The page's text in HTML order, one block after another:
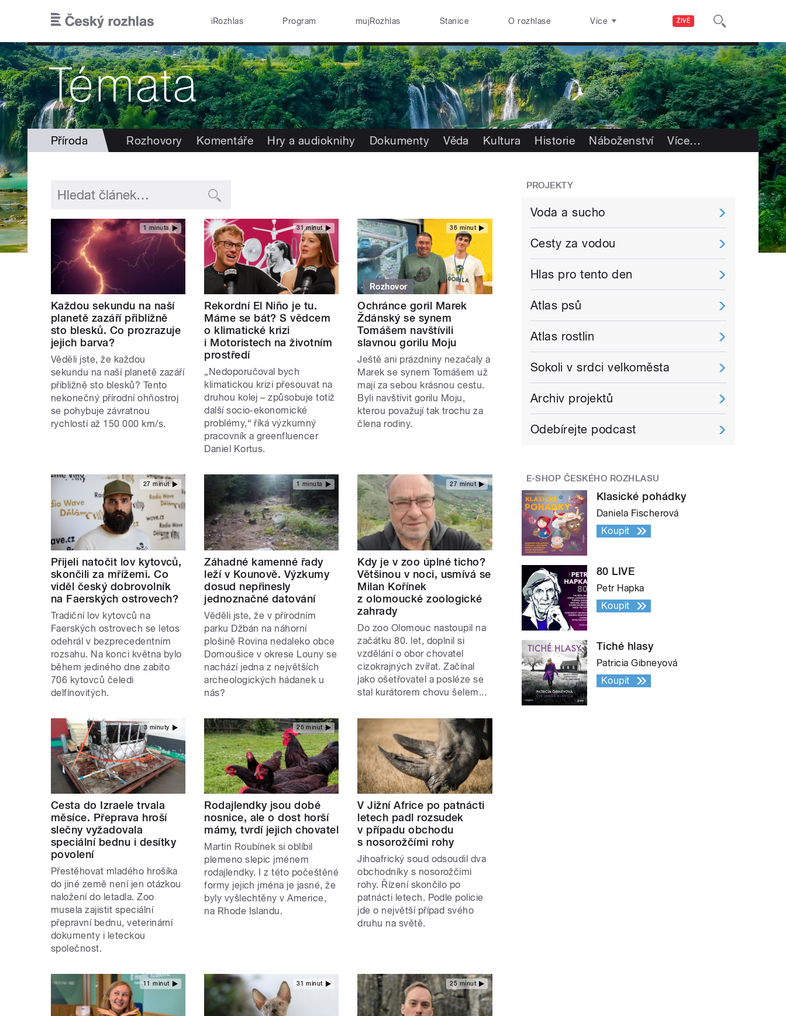
ŽIVĚ
iRozhlas Program mujRozhlas Stanice O rozhlase Více
Příroda Rozhovory Komentáře Hry a audioknihy Dokumenty Věda Kultura Historie Náboženství Více…
1 minuta
Každou sekundu na naší
planetě zazáří přibližně
sto blesků. Co prozrazuje
jejich barva?
Věděli jste, že každou
sekundu na naší planetě zazáří
přibližně sto blesků? Tento
nekonečný přírodní ohňostroj
se pohybuje závratnou
rychlostí až 150 000 km/s.
31 minut
Rekordní El Niño je tu.
Máme se bát? S vědcem
o klimatické krizi
i Motoristech na životním
prostředí
„Nedoporučoval bych
klimatickou krizi přesouvat na
druhou kolej – způsobuje totiž
další socio-ekonomické
problémy,“ říká výzkumný
pracovník a greenfluencer
Daniel Kortus.
36 minut
Rozhovor
Ochránce goril Marek
Ždánský se synem
Tomášem navštívili
slavnou gorilu Moju
Ještě ani prázdniny nezačaly a
Marek se synem Tomášem už
mají za sebou krásnou cestu.
Byli navštívit gorilu Moju,
kterou považují tak trochu za
člena rodiny.
27 minut
Přijeli natočit lov kytovců,
skončili za mřížemi. Co
viděl český dobrovolník
na Faerských ostrovech?
Tradiční lov kytovců na
Faerských ostrovech se letos
odehrál v bezprecedentním
rozsahu. Na konci května bylo
během jediného dne zabito
706 kytovců čeledi
delfínovitých.
1 minuta
Záhadné kamenné řady
leží v Kounově. Výzkumy
dosud nepřinesly
jednoznačné datování
Věděli jste, že v přírodním
parku Džbán na náhorní
plošině Rovina nedaleko obce
Domoušice v okrese Louny se
nachází jedna z největších
archeologických hádanek u
nás?
27 minut
Kdy je v zoo úplné ticho?
Většinou v noci, usmívá se
Milan Kořínek
z olomoucké zoologické
zahrady
Do zoo Olomouc nastoupil na
začátku 80. let, doplnil si
vzdělání o obor chovatel
cizokrajných zvířat. Začínal
jako ošetřovatel a posléze se
stal kurátorem chovu šelem...
3 minuty
Cesta do Izraele trvala
měsíce. Přeprava hroší
slečny vyžadovala
speciální bednu i desítky
povolení
Přestěhovat mladého hrošíka
do jiné země není jen otázkou
naložení do letadla. Zoo
musela zajistit speciální
přepravní bednu, veterinární
dokumenty i leteckou
společnost.
26 minut
Rodajlendky jsou dobé
nosnice, ale o dost horší
mámy, tvrdí jejich chovatel
Martin Roubínek si oblíbil
plemeno slepic jménem
rodajlendky. I z této počeštěné
formy jejich jména je jasné, že
byly vyšlechtěny v Americe,
na Rhode Islandu.
V Jižní Africe po patnácti
letech padl rozsudek
v případu obchodu
s nosorožčími rohy
Jihoafrický soud odsoudil dva
obchodníky s nosorožčími
rohy. Řízení skončilo po
patnácti letech. Podle policie
jde o největší případ svého
druhu na světě.
11 minut 31 minut 25 minut
PROJEKTY
Voda a sucho
Cesty za vodou
Hlas pro tento den
Atlas psů
Atlas rostlin
Sokoli v srdci velkoměsta
Archiv projektů
Odebírejte podcast
E-SHOP ČESKÉHO ROZHLASU
Klasické pohádky
Daniela Fischerová
Koupit
80 LIVE
Petr Hapka
Koupit
Tiché hlasy
Patricia Gibneyová
Koupit